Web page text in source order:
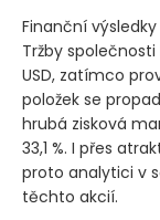
Finanční
Tržby
USD, zatímco
položek se
hrubá zisková
33,1 %. I přes
proto analytici v
těchto akcií.